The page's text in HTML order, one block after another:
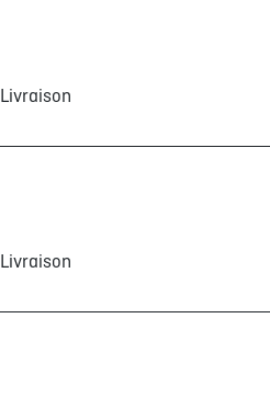
Livraison
Livraison